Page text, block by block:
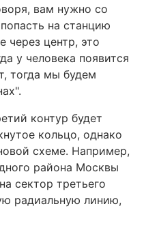
вам нужно со
на станцию
через центр, это
у человека появится
тогда мы будем
контур будет
кольцо, однако
схеме. Например,
района Москвы
сектор третьего
радиальную линию,